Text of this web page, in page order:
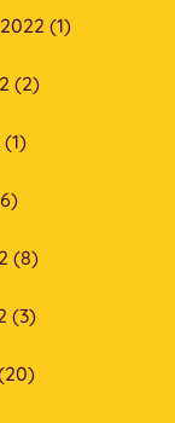
(1)
(2)
(8)
(3)